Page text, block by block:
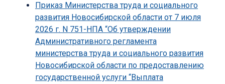
Приказ Министерства труда и социального
развития Новосибирской области от 7 июля
2026 г. N 751-НПА “Об утверждении
Административного регламента
министерства труда и социального развития
Новосибирской области по предоставлению
государственной услуги “Выплата